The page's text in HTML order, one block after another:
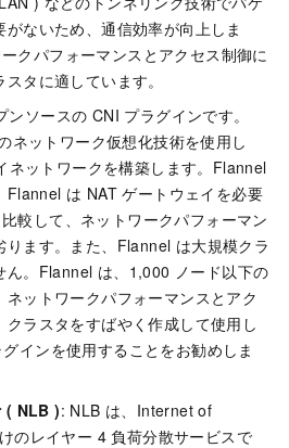
ないため、通信効率が向上しま
クパフォーマンスとアクセス制御に
タに適しています。
ンソースの CNI プラグインです。
ネットワーク仮想化技術を使用し
ネットワークを構築します。Flannel
Flannel は NAT ゲートウェイを必要
較して、ネットワークパフォーマン
ります。また、Flannel は大規模クラ
ん。Flannel は、1,000 ノード以下の
ットワークパフォーマンスとアク
ラスタをすばやく作成して使用し
インを使用することをお勧めしま
NLB ): NLB は、Internet of
のレイヤー 4 負荷分散サービスで